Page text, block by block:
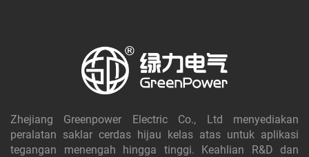
Zhejiang Greenpower Electric Co., Ltd menyediakan
peralatan saklar cerdas hijau kelas atas untuk aplikasi
tegangan menengah hingga tinggi. Keahlian R&D dan